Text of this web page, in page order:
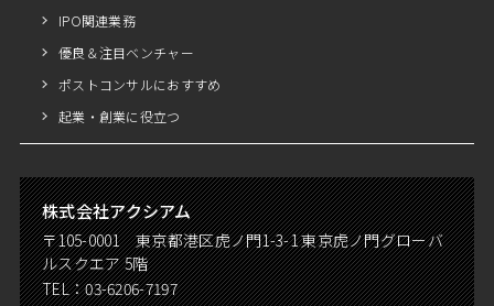
IPO関連業務
優良＆注目ベンチャー
ポストコンサルにおすすめ
起業・創業に役立つ
株式会社アクシアム
〒105-0001 東京都港区虎ノ門1-3-1 東京虎ノ門グローバ
ルスクエア 5階
TEL：03-6206-7197